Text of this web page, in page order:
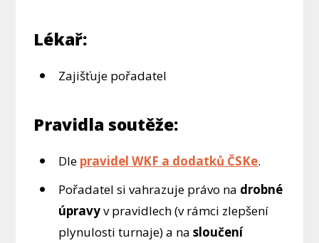
Lékař:
Zajišťuje pořadatel
Pravidla soutěže:
Dle pravidel WKF a dodatků ČSKe.
Pořadatel si vahrazuje právo na drobné
úpravyv pravidlech (v rámci zlepšení
plynulosti turnaje) a nasloučení